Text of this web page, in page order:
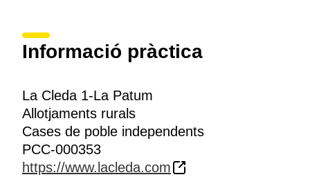
Informació pràctica
La Cleda 1-La Patum
Allotjaments rurals
Cases de poble independents
PCC-000353
https://www.lacleda.com